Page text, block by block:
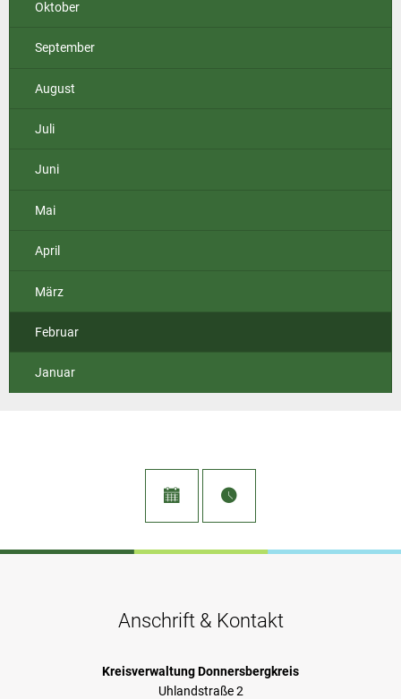
Oktober
September
August
Juli
Juni
Mai
April
März
Februar
Januar
Anschrift & Kontakt
Kreisverwaltung Donnersbergkreis
Uhlandstraße 2